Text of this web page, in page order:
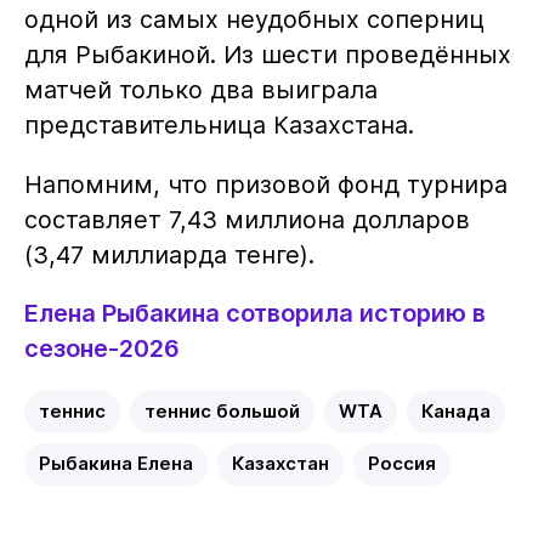
одной из самых неудобных соперниц
для Рыбакиной. Из шести проведённых
матчей только два выиграла
представительница Казахстана.
Напомним, что призовой фонд турнира
составляет 7,43 миллиона долларов
(3,47 миллиарда тенге).
Елена Рыбакина сотворила историю в
сезоне-2026
теннис теннис большой WTA Канада
Рыбакина Елена Казахстан Россия